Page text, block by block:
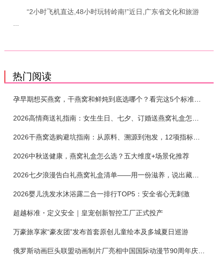
“2小时飞机直达,48小时玩转岭南!”近日,广东省文化和旅游
热门阅读
孕早期想买燕窝，干燕窝和鲜炖到底选哪个？看完这5个标准再下单
2026干燕窝选购避坑指南：从原料、溯源到泡发，12项指标判断靠谱燕窝
2026中秋送健康，燕窝礼盒怎么选？五大维度+场景化推荐
2026七夕浪漫告白礼燕窝礼盒清单——用一份滋养，说出藏在心底的爱
2026婴儿洗发水沐浴露二合一排行TOP5：安全省心无刺激
超越标准・定义安全｜皇宠创新智控工厂正式投产
万豪旅享家“豪友团”发布首套原创儿童绘本及多城夏日巡游
俄罗斯动画巨头联盟动画制片厂亮相中国国际动漫节90周年庆开启中国之旅新篇章